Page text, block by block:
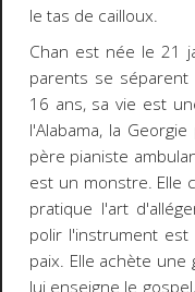
le tas de cailloux.
Chan est née le 21
parents se séparent
16 ans, sa vie est
l'Alabama, la
père pianiste
est un monstre. Elle
pratique l'art
polir l'instrument
paix. Elle achète une
lui enseigne le